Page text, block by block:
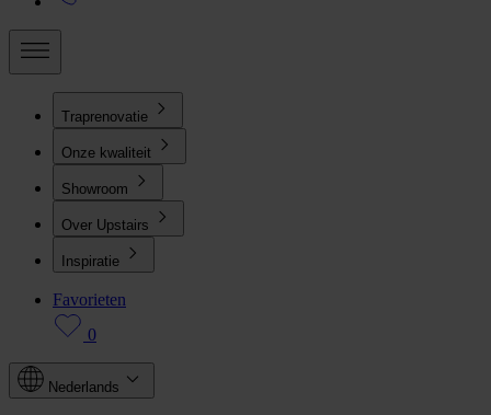
Traprenovatie
Onze kwaliteit
Showroom
Over Upstairs
Inspiratie
Favorieten
0
Nederlands